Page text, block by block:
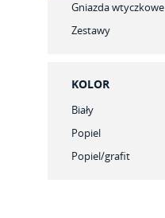
Gniazda wtyczkowe
Zestawy
KOLOR
Biały
Popiel
Popiel/grafit